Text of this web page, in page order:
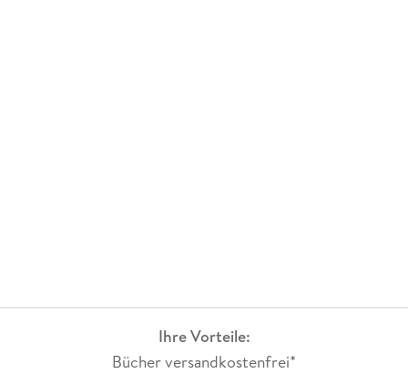
Ihre Vorteile:
Bücher versandkostenfrei*